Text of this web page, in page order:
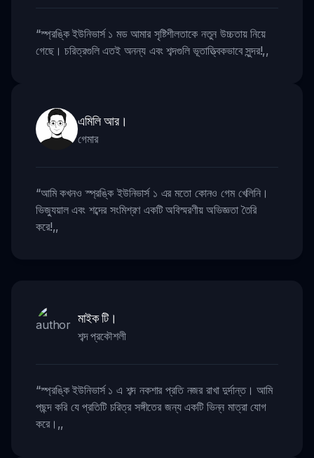
“স্প্রঙ্কি ইউনিভার্স ১ মড আমার সৃষ্টিশীলতাকে নতুন উচ্চতায় নিয়ে
গেছে। চরিত্রগুলি এতই অনন্য এবং শব্দগুলি ভূতাত্ত্বিকভাবে সুন্দর!,,
এমিলি আর।
গেমার
“আমি কখনও স্প্রঙ্কি ইউনিভার্স ১ এর মতো কোনও গেম খেলিনি।
ভিজ্যুয়াল এবং শব্দের সংমিশ্রণ একটি অবিস্মরণীয় অভিজ্ঞতা তৈরি
করে!,,
মাইক টি।
শব্দ প্রকৌশলী
“স্প্রঙ্কি ইউনিভার্স ১ এ শব্দ নকশার প্রতি নজর রাখা দুর্দান্ত। আমি
পছন্দ করি যে প্রতিটি চরিত্র সঙ্গীতের জন্য একটি ভিন্ন মাত্রা যোগ
করে। ,,